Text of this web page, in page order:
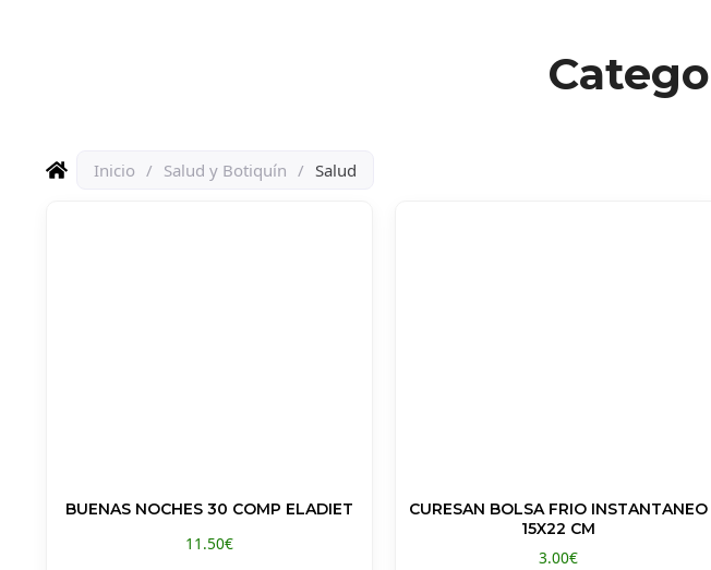
Inicio / Salud y Botiquín / Salud
BUENAS NOCHES 30 COMP ELADIET
11.50€
CURESAN BOLSA FRIO INSTANTANEO
15X22 CM
3.00€